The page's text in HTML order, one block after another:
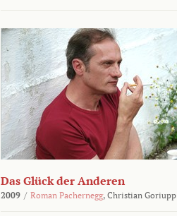
Das Glück der Anderen
2009 / Roman Pachernegg, Christian Goriupp